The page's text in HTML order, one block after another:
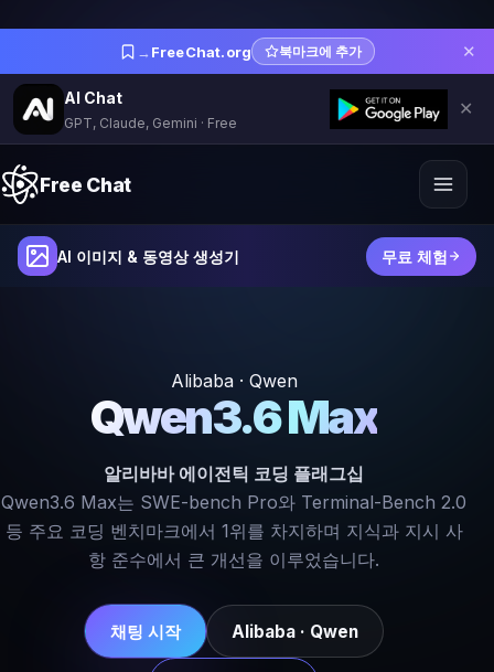
→ FreeChat.org 북마크에 추가 ✕
AI Chat
GPT, Claude, Gemini · Free
✕
Free Chat
AI 이미지 & 동영상 생성기 무료 체험
Alibaba · Qwen
Qwen3.6 Max
알리바바 에이전틱 코딩 플래그십
Qwen3.6 Max는 SWE-bench Pro와 Terminal-Bench 2.0
등 주요 코딩 벤치마크에서 1위를 차지하며 지식과 지시 사
항 준수에서 큰 개선을 이루었습니다.
채팅 시작 Alibaba · Qwen